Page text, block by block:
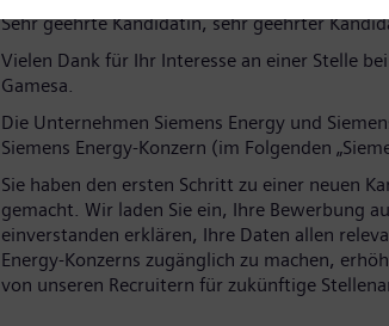
Sehr geehrte Kandidatin, sehr geehrter
Vielen Dank für Ihr Interesse an einer Stelle
Gamesa.
Die Unternehmen Siemens Energy und
Siemens Energy-Konzern (im Folgenden
Sie haben den ersten Schritt zu einer neuen
gemacht. Wir laden Sie ein, Ihre Bewerbung
einverstanden erklären, Ihre Daten allen
Energy-Konzerns zugänglich zu machen,
von unseren Recruitern für zukünftige